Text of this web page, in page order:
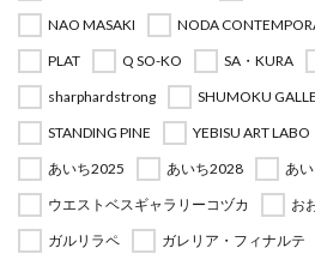
NAO MASAKI
NODA
PLAT
Q SO-KO SA・KURA
sharphardstrong
SHUMOKU
STANDING PINE
YEBISU ART LABO
あいち2025
あいち2028
あ
ウエストベスギャラリーコヅカ
お
ガルリラペ
ガレリア・フィナルテ